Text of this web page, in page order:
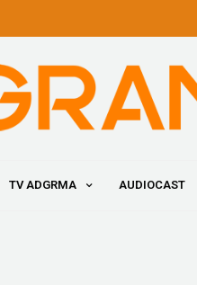
TV ADGRMA AUDIOCAST